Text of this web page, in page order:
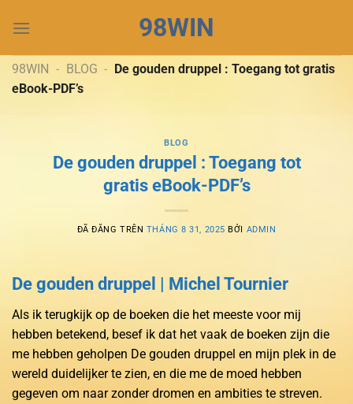
đến
dung
98WIN
98WIN - BLOG - De gouden druppel : Toegang tot gratis
eBook-PDF’s
BLOG
De gouden druppel : Toegang tot
gratis eBook-PDF’s
ĐÃ ĐĂNG TRÊN THÁNG 8 31, 2025 BỞI ADMIN
De gouden druppel | Michel Tournier
Als ik terugkijk op de boeken die het meeste voor mij
hebben betekend, besef ik dat het vaak de boeken zijn die
me hebben geholpen De gouden druppel en mijn plek in de
wereld duidelijker te zien, en die me de moed hebben
gegeven om naar zonder dromen en ambities te streven.